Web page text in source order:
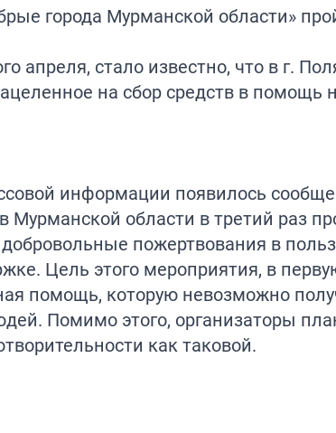
апреля, стало известно, что в г.
на сбор средств в
информации появилось
Мурманской области в третий раз
добровольные пожертвования в
Цель этого мероприятия, в
помощь, которую невозможно
Помимо этого, организаторы
как таковой.